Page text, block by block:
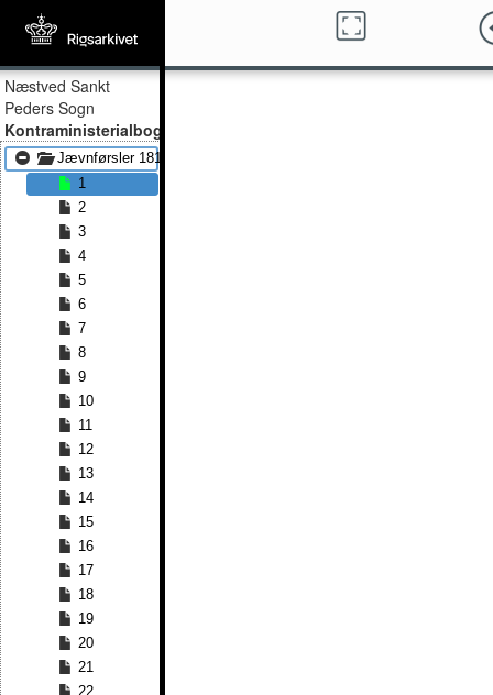
Næstved Sankt
Peders Sogn
Kontraministerialbog
Jævnførsler 1814 - Jævnførsler 1839
1
2
3
4
5
6
7
8
9
10
11
12
13
14
15
16
17
18
19
20
21
22